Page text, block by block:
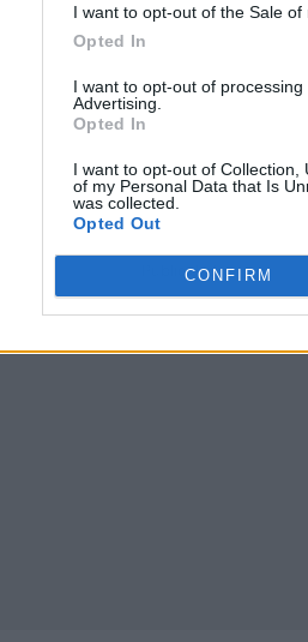
I want to opt-out of the Sale of
Opted In
I want to opt-out of
Advertising.
Opted In
I want to opt-out of Collection,
of my Personal Data that Is
was collected.
Opted Out
CONFIRM
Publicidad